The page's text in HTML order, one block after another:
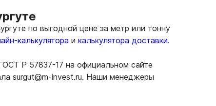
по выгодной цене за метр или тонну
калькулятора и калькулятора доставки.
Р 57837-17 на официальном сайте
surgut@m-invest.ru. Наши менеджеры